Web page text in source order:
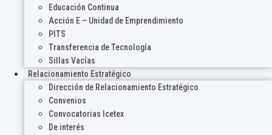
Educación Continua
Acción E – Unidad de Emprendimiento
PITS
Transferencia de Tecnología
Sillas Vacías
Relacionamiento Estratégico
Dirección de Relacionamiento Estratégico
Convenios
Convocatorias Icetex
De interés